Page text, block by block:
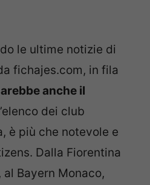
le ultime notizie di
fichajes.com, in fila
anche il
dei club
è più che notevole e
Dalla Fiorentina
al Bayern Monaco,